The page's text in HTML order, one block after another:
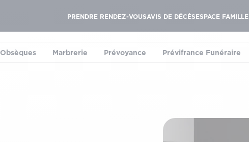
PRENDRE RENDEZ-VOUSAVIS DE DÉCÈSESPACE FAMILLE
Obsèques
Marbrerie
Prévoyance
Prévifrance Funéraire